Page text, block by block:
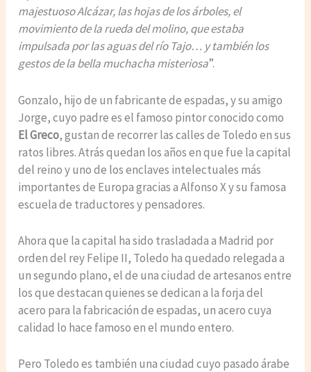
majestuoso Alcázar, las hojas de los árboles, el
movimiento de la rueda del molino, que estaba
impulsada por las aguas del río Tajo… y también los
gestos de la bella muchacha misteriosa”.
Gonzalo, hijo de un fabricante de espadas, y su amigo
Jorge, cuyo padre es el famoso pintor conocido como
El Greco, gustan de recorrer las calles de Toledo en sus
ratos libres. Atrás quedan los años en que fue la capital
del reino y uno de los enclaves intelectuales más
importantes de Europa gracias a Alfonso X y su famosa
escuela de traductores y pensadores.
Ahora que la capital ha sido trasladada a Madrid por
orden del rey Felipe II, Toledo ha quedado relegada a
un segundo plano, el de una ciudad de artesanos entre
los que destacan quienes se dedican a la forja del
acero para la fabricación de espadas, un acero cuya
calidad lo hace famoso en el mundo entero.
Pero Toledo es también una ciudad cuyo pasado árabe